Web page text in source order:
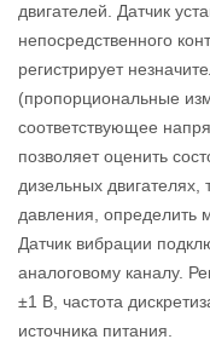
двигателей. Датчик
непосредственного
регистрирует
(пропорциональные
соответствующее
позволяет оценить
дизельных
давления, определить
Датчик вибрации
аналоговому каналу.
±1 В, частота
источника питания.